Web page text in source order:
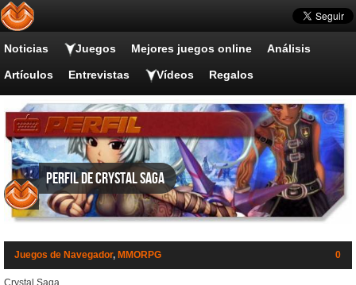
Noticias Juegos Mejores juegos online Análisis
Artículos Entrevistas Vídeos Regalos
Perfil de Crystal Saga
Juegos de Navegador, MMORPG 0